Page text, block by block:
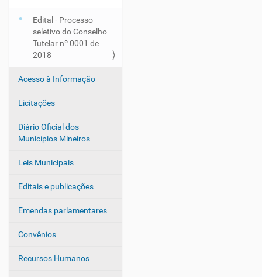
Edital - Processo
seletivo do Conselho
Tutelar nº 0001 de
2018
Acesso à Informação
Licitações
Diário Oficial dos
Municípios Mineiros
Leis Municipais
Editais e publicações
Emendas parlamentares
Convênios
Recursos Humanos